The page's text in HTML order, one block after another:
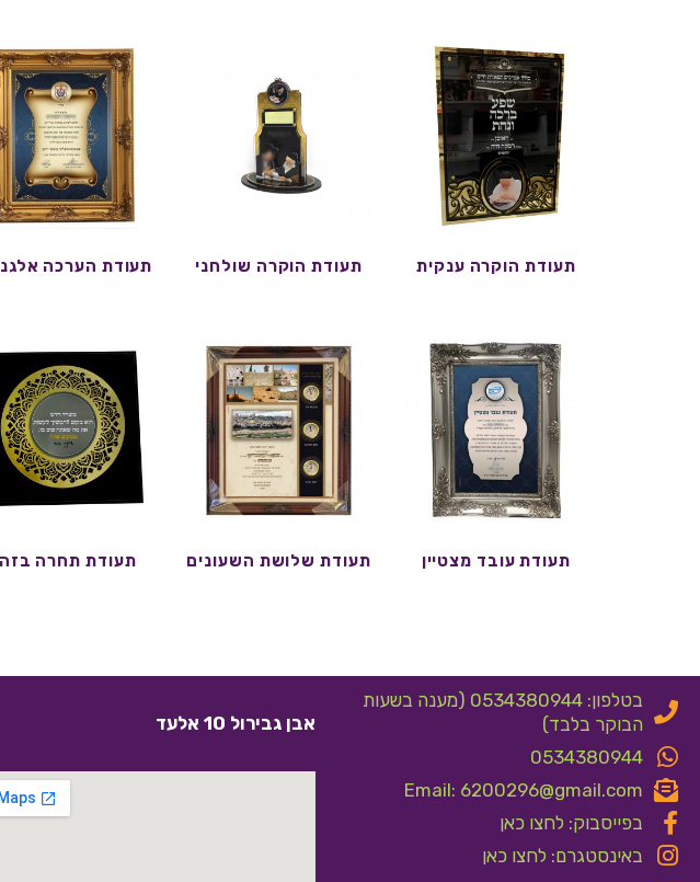
תעודת הוקרה ענקית תעודת הוקרה שולחני תעודת הערכה
תעודת עובד מצטיין תעודת שלושת השעונים תעודת תחרה
בטלפון: 0534380944 (מענה בשעות
הבוקר בלבד)
0534380944
Email: 6200296@gmail.com
בפייסבוק: לחצו כאן
באינסטגרם: לחצו כאן
אבן גבירול 10 אלעד